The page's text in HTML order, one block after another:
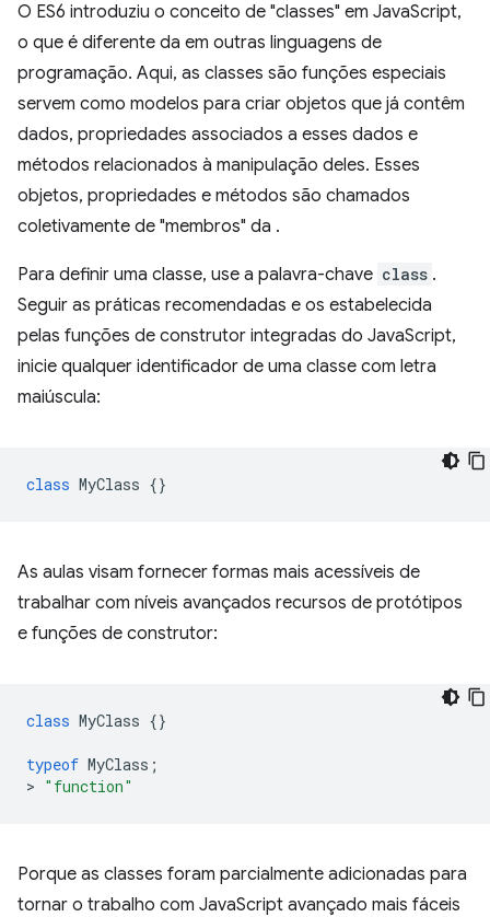
O ES6 introduziu o conceito de "classes" em JavaScript,
o que é diferente da em outras linguagens de
programação. Aqui, as classes são funções especiais
servem como modelos para criar objetos que já contêm
dados, propriedades associados a esses dados e
métodos relacionados à manipulação deles. Esses
objetos, propriedades e métodos são chamados
coletivamente de "membros" da .
Para definir uma classe, use a palavra-chave class .
Seguir as práticas recomendadas e os estabelecida
pelas funções de construtor integradas do JavaScript,
inicie qualquer identificador de uma classe com letra
maiúscula:
class MyClass {}
As aulas visam fornecer formas mais acessíveis de
trabalhar com níveis avançados recursos de protótipos
e funções de construtor:
class MyClass {}
typeof MyClass ;
> "function"
Porque as classes foram parcialmente adicionadas para
tornar o trabalho com JavaScript avançado mais fáceis